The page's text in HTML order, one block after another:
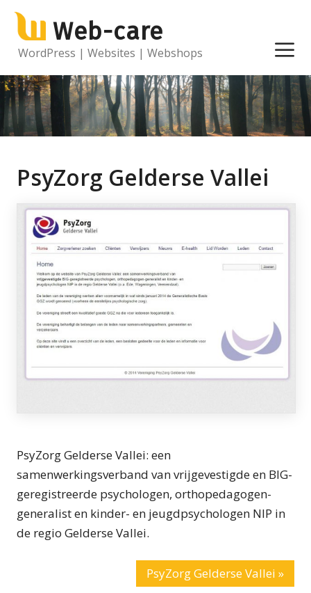
Ga
naar
Web-care
WordPress | Websites | Webshops
PsyZorg Gelderse Vallei
PsyZorg Gelderse Vallei: een
samenwerkingsverband van vrijgevestigde en BIG-
geregistreerde psychologen, orthopedagogen-
generalist en kinder- en jeugdpsychologen NIP in
de regio Gelderse Vallei.
PsyZorg Gelderse Vallei »